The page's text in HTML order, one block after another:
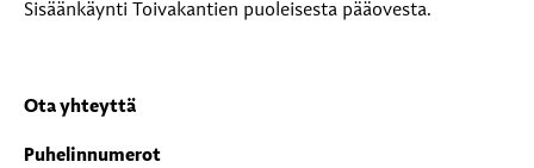
Sisäänkäynti Toivakantien puoleisesta pääovesta.
Ota yhteyttä
Puhelinnumerot